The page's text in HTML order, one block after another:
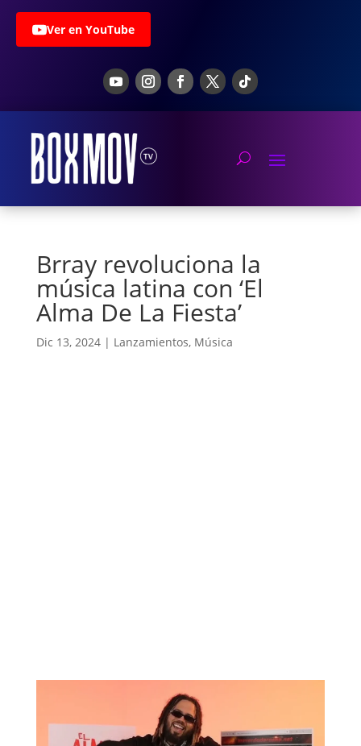
Ver en YouTube
Brray revoluciona la
música latina con ‘El
Alma De La Fiesta’
Dic 13, 2024| Lanzamientos, Música